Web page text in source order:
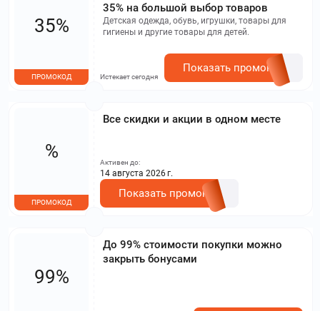
35% на большой выбор товаров
Детская одежда, обувь, игрушки, товары для
гигиены и другие товары для детей.
35%
ПРОМОКОД Истекает сегодня
Показать промокод
Все скидки и акции в одном месте
%
ПРОМОКОД
Активен до:
14 августа 2026 г.
Показать промокод
До 99% стоимости покупки можно
закрыть бонусами
99%